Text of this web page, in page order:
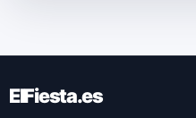
ElFiesta.es